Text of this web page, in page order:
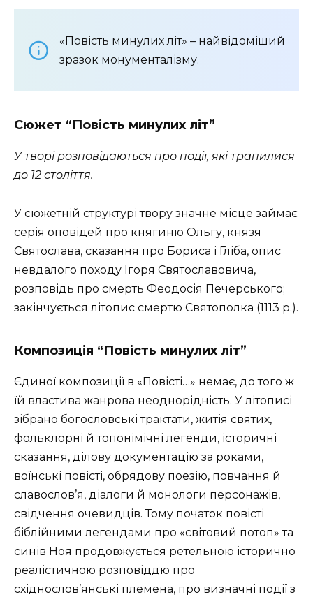
«Повість минулих літ» – найвідоміший
зразок монументалізму.
Сюжет “Повість минулих літ”
У творі розповідаються про події, які трапилися
до 12 століття.
У сюжетній структурі твору значне місце займає
серія оповідей про княгиню Ольгу, князя
Святослава, сказання про Бориса і Гліба, опис
невдалого походу Ігоря Святославовича,
розповідь про смерть Феодосія Печерського;
закінчується літопис смертю Святополка (1113 р.).
Композиція “Повість минулих літ”
Єдиної композиції в «Повісті…» немає, до того ж
їй властива жанрова неоднорідність. У літописі
зібрано богословські трактати, житія святих,
фольклорні й топонімічні легенди, історичні
сказання, ділову документацію за роками,
воїнські повісті, обрядову поезію, повчання й
славослов’я, діалоги й монологи персонажів,
свідчення очевидців. Тому початок повісті
біблійними легендами про «світовий потоп» та
синів Ноя продовжується ретельною історично
реалістичною розповіддю про
східнослов’янські племена, про визначні події з